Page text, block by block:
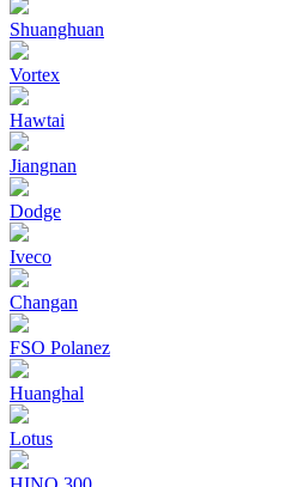
Shuanghuan
Vortex
Hawtai
Jiangnan
Dodge
Iveco
Changan
FSO Polanez
Huanghal
Lotus